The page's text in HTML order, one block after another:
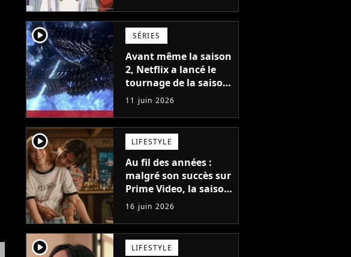
player2 SÉRIES
Avant même la saison
2, Netflix a lancé le
tournage de la saison
3 de sa saga de
science-fiction des
créateurs de Game of
Thrones
11 juin 2026
player2 LIFESTYLE
Au fil des années :
malgré son succès sur
Prime Video, la saison
2 n'est pas garantie,
mais son créateur est
optimiste : "Je vois
cinq saisons"
16 juin 2026
player2 LIFESTYLE